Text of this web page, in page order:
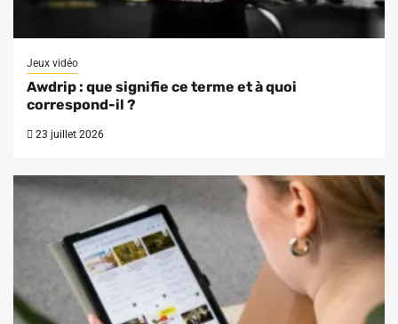
Jeux vidéo
Awdrip : que signifie ce terme et à quoi
correspond-il ?
23 juillet 2026